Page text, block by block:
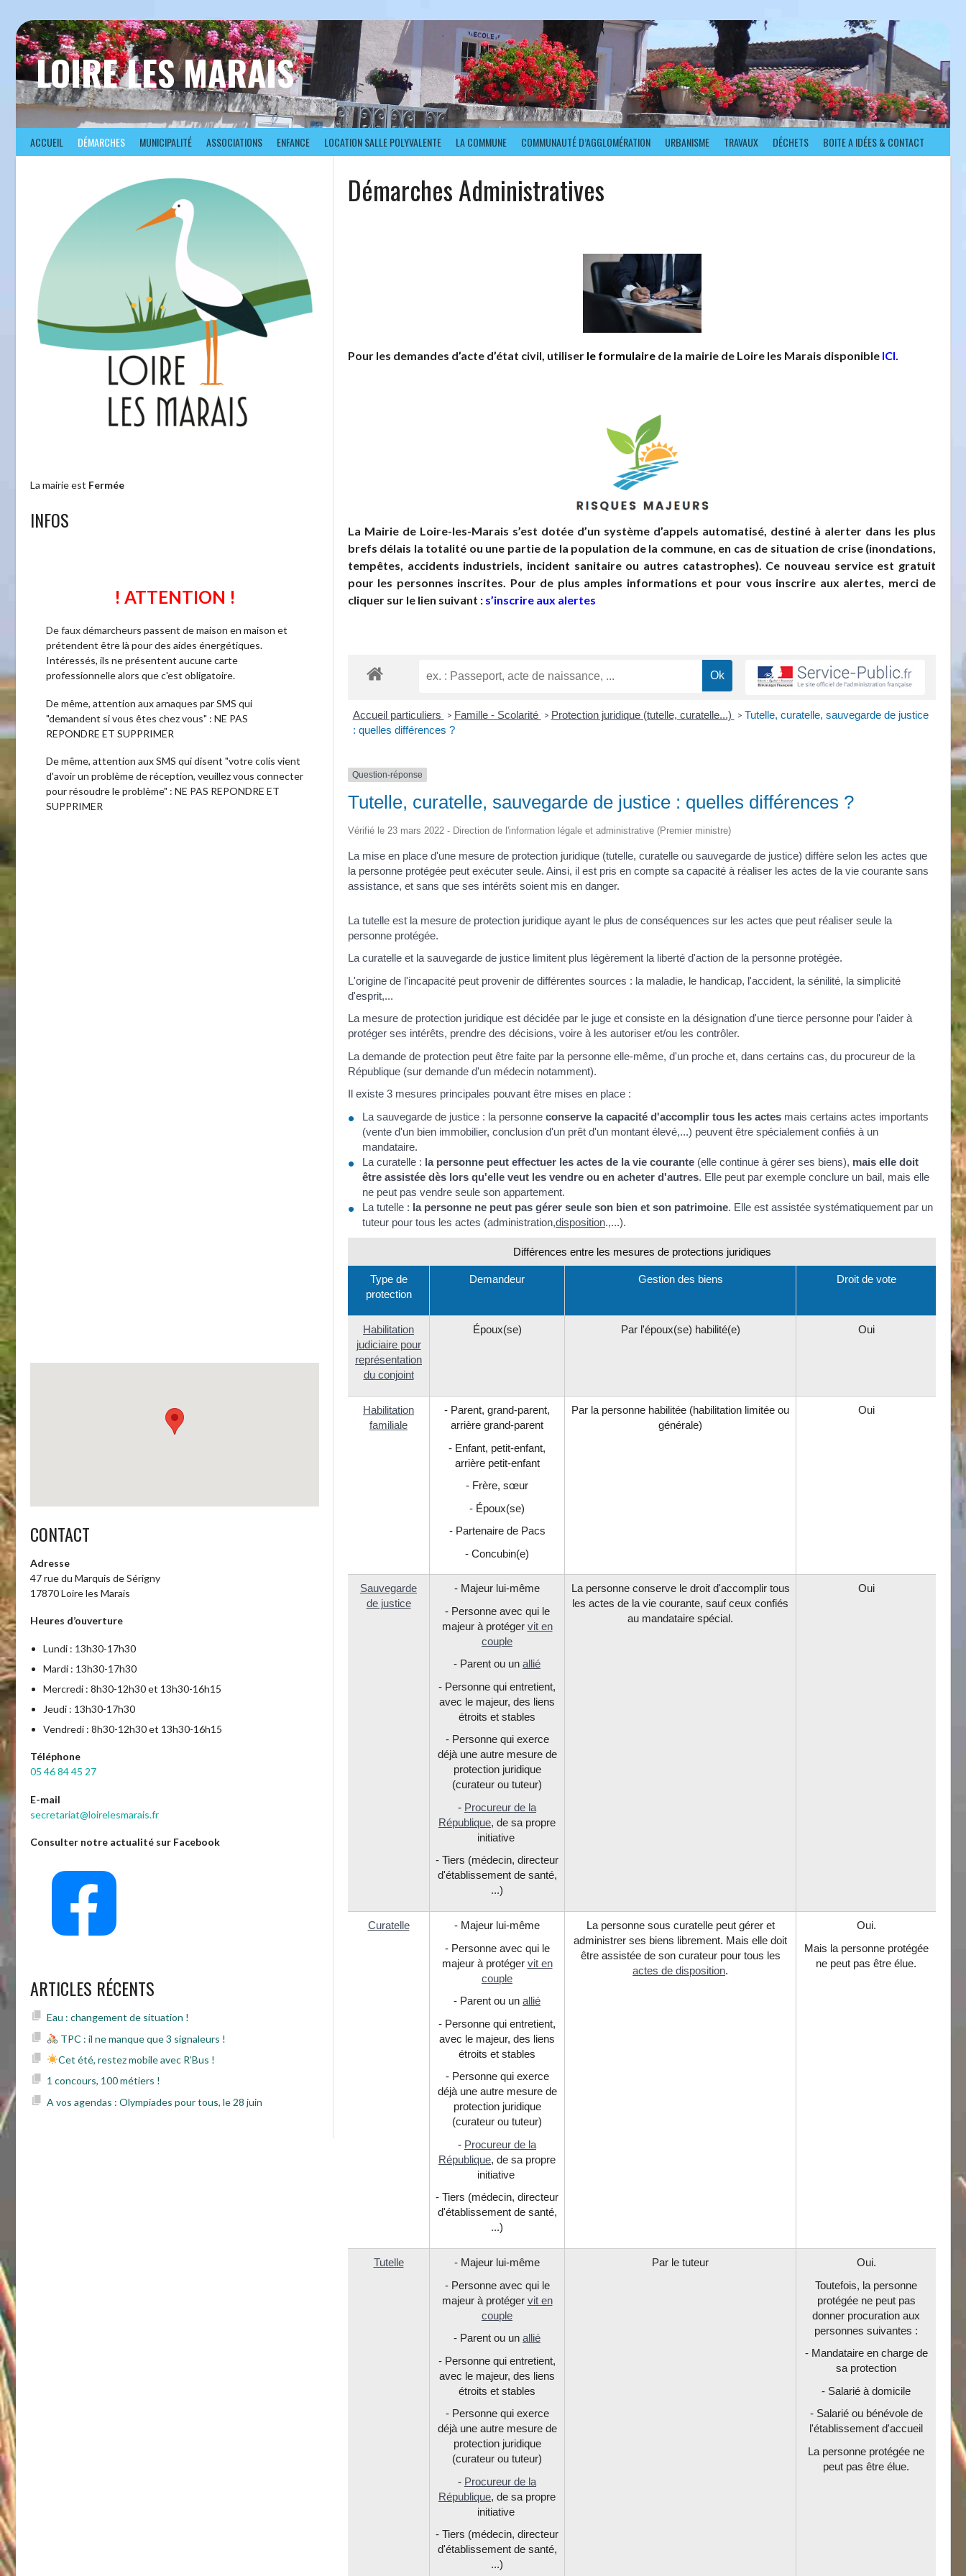
contenu
LOIRE LES MARAIS
ACCUEIL DÉMARCHES MUNICIPALITÉ ASSOCIATIONS ENFANCE LOCATION SALLE POLYVALENTE LA COMMUNE COMMUNAUTÉ D’AGGLOMÉRATION URBANISME TRAVAUX DÉCHETS BOITE A IDÉES & CONTACT
Démarches Administratives
Pour les demandes d’acte d’état civil, utiliser le formulaire de la mairie de Loire les Marais disponible ICI.
La Mairie de Loire-les-Marais s’est dotée d’un système d’appels automatisé, destiné à alerter dans les plus
brefs délais la totalité ou une partie de la population de la commune, en cas de situation de crise (inondations,
tempêtes, accidents industriels, incident sanitaire ou autres catastrophes). Ce nouveau service est gratuit
pour les personnes inscrites. Pour de plus amples informations et pour vous inscrire aux alertes, merci de
cliquer sur le lien suivant : s’inscrire aux alertes
Accueil particuliers > Famille - Scolarité > Protection juridique (tutelle, curatelle...) > Tutelle, curatelle, sauvegarde de justice
: quelles différences ?
Question-réponse
Tutelle, curatelle, sauvegarde de justice : quelles différences ?
Vérifié le 23 mars 2022 - Direction de l'information légale et administrative (Premier ministre)
La mise en place d'une mesure de protection juridique (tutelle, curatelle ou sauvegarde de justice) diffère selon les actes que
la personne protégée peut exécuter seule. Ainsi, il est pris en compte sa capacité à réaliser les actes de la vie courante sans
assistance, et sans que ses intérêts soient mis en danger.
La tutelle est la mesure de protection juridique ayant le plus de conséquences sur les actes que peut réaliser seule la
personne protégée.
La curatelle et la sauvegarde de justice limitent plus légèrement la liberté d'action de la personne protégée.
L'origine de l'incapacité peut provenir de différentes sources : la maladie, le handicap, l'accident, la sénilité, la simplicité
d'esprit,...
La mesure de protection juridique est décidée par le juge et consiste en la désignation d'une tierce personne pour l'aider à
protéger ses intérêts, prendre des décisions, voire à les autoriser et/ou les contrôler.
La demande de protection peut être faite par la personne elle-même, d'un proche et, dans certains cas, du procureur de la
République (sur demande d'un médecin notamment).
Il existe 3 mesures principales pouvant être mises en place :
La sauvegarde de justice : la personne conserve la capacité d'accomplir tous les actes mais certains actes importants
(vente d'un bien immobilier, conclusion d'un prêt d'un montant élevé,...) peuvent être spécialement confiés à un
mandataire.
La curatelle : la personne peut effectuer les actes de la vie courante (elle continue à gérer ses biens), mais elle doit
être assistée dès lors qu'elle veut les vendre ou en acheter d'autres. Elle peut par exemple conclure un bail, mais elle
ne peut pas vendre seule son appartement.
La tutelle : la personne ne peut pas gérer seule son bien et son patrimoine. Elle est assistée systématiquement par un
tuteur pour tous les actes (administration,disposition.,...).
Différences entre les mesures de protections juridiques
Type de
protection
Demandeur Gestion des biens Droit de vote
Habilitation
judiciaire pour
représentation
du conjoint
Époux(se) Par l'époux(se) habilité(e) Oui
Habilitation
familiale
- Parent, grand-parent,
arrière grand-parent
- Enfant, petit-enfant,
arrière petit-enfant
- Frère, sœur
- Époux(se)
- Partenaire de Pacs
- Concubin(e)
Par la personne habilitée (habilitation limitée ou
générale)
Oui
Sauvegarde
de justice
- Majeur lui-même
- Personne avec qui le
majeur à protéger vit en
couple
- Parent ou un allié
- Personne qui entretient,
avec le majeur, des liens
étroits et stables
- Personne qui exerce
déjà une autre mesure de
protection juridique
(curateur ou tuteur)
- Procureur de la
République, de sa propre
initiative
- Tiers (médecin, directeur
d'établissement de santé,
...)
La personne conserve le droit d'accomplir tous
les actes de la vie courante, sauf ceux confiés
au mandataire spécial.
Oui
Curatelle
- Majeur lui-même
- Personne avec qui le
majeur à protéger vit en
couple
- Parent ou un allié
- Personne qui entretient,
avec le majeur, des liens
étroits et stables
- Personne qui exerce
déjà une autre mesure de
protection juridique
(curateur ou tuteur)
- Procureur de la
République, de sa propre
initiative
- Tiers (médecin, directeur
d'établissement de santé,
...)
La personne sous curatelle peut gérer et
administrer ses biens librement. Mais elle doit
être assistée de son curateur pour tous les
actes de disposition.
Oui.
Mais la personne protégée
ne peut pas être élue.
Tutelle
- Majeur lui-même
- Personne avec qui le
majeur à protéger vit en
couple
- Parent ou un allié
- Personne qui entretient,
avec le majeur, des liens
étroits et stables
- Personne qui exerce
déjà une autre mesure de
protection juridique
(curateur ou tuteur)
- Procureur de la
République, de sa propre
initiative
- Tiers (médecin, directeur
d'établissement de santé,
...)
Par le tuteur
Oui.
Toutefois, la personne
protégée ne peut pas
donner procuration aux
personnes suivantes :
- Mandataire en charge de
sa protection
- Salarié à domicile
- Salarié ou bénévole de
l'établissement d'accueil
La personne protégée ne
peut pas être élue.
La mairie est Fermée
INFOS
De même,
"demandent
De même,
d'avoir un
pour
SUPPRIMER
CONTACT
Adresse
47 rue du Marquis de Sérigny
17870 Loire les Marais
Heures d’ouverture
Lundi : 13h30-17h30
Mardi : 13h30-17h30
Mercredi : 8h30-12h30 et 13h30-16h15
Jeudi : 13h30-17h30
Vendredi : 8h30-12h30 et 13h30-16h15
Téléphone
05 46 84 45 27
E-mail
secretariat@loirelesmarais.fr
Consulter notre actualité sur Facebook
ARTICLES RÉCENTS
Eau : changement de situation !
TPC : il ne manque que 3 signaleurs !
Cet été, restez mobile avec R’Bus !
1 concours, 100 métiers !
A vos agendas : Olympiades pour tous, le 28 juin